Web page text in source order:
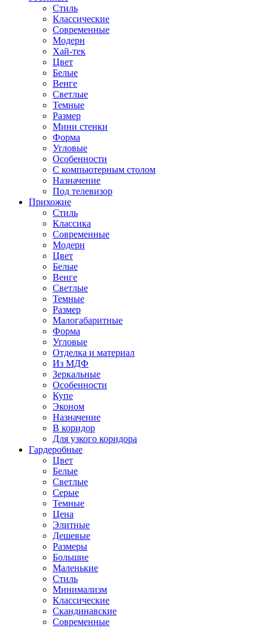
Стиль
Классические
Современные
Модерн
Хай-тек
Цвет
Белые
Венге
Светлые
Темные
Размер
Мини стенки
Форма
Угловые
Особенности
С компьютерным столом
Назначение
Под телевизор
Прихожие
Стиль
Классика
Современные
Модерн
Цвет
Белые
Венге
Светлые
Темные
Размер
Малогабаритные
Форма
Угловые
Отделка и материал
Из МДФ
Зеркальные
Особенности
Купе
Эконом
Назначение
В коридор
Для узкого коридора
Гардеробные
Цвет
Белые
Светлые
Серые
Темные
Цена
Элитные
Дешевые
Размеры
Большие
Маленькие
Стиль
Минимализм
Классические
Скандинавские
Современные